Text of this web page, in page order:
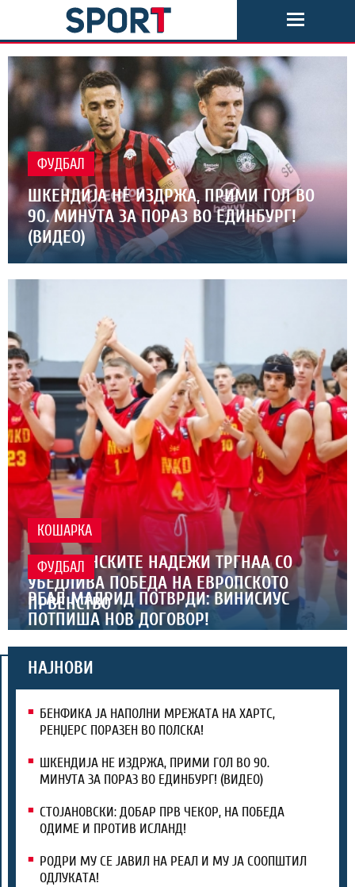
ФУДБАЛ
ШКЕНДИЈА НЕ ИЗДРЖА, ПРИМИ ГОЛ ВО
90. МИНУТА ЗА ПОРАЗ ВО ЕДИНБУРГ!
(ВИДЕО)
КОШАРКА
МАКЕДОНСКИТЕ НАДЕЖИ ТРГНАА СО
УБЕДЛИВА ПОБЕДА НА ЕВРОПСКОТО
ПРВЕНСТВО
ФУДБАЛ
РЕАЛ МАДРИД ПОТВРДИ: ВИНИСИУС
ПОТПИША НОВ ДОГОВОР!
НАЈНОВИ
БЕНФИКА ЈА НАПОЛНИ МРЕЖАТА НА ХАРТС,
РЕНЏЕРС ПОРАЗЕН ВО ПОЛСКА!
ШКЕНДИЈА НЕ ИЗДРЖА, ПРИМИ ГОЛ ВО 90.
МИНУТА ЗА ПОРАЗ ВО ЕДИНБУРГ! (ВИДЕО)
СТОЈАНОВСКИ: ДОБАР ПРВ ЧЕКОР, НА ПОБЕДА
ОДИМЕ И ПРОТИВ ИСЛАНД!
РОДРИ МУ СЕ ЈАВИЛ НА РЕАЛ И МУ ЈА СООПШТИЛ
ОДЛУКАТА!